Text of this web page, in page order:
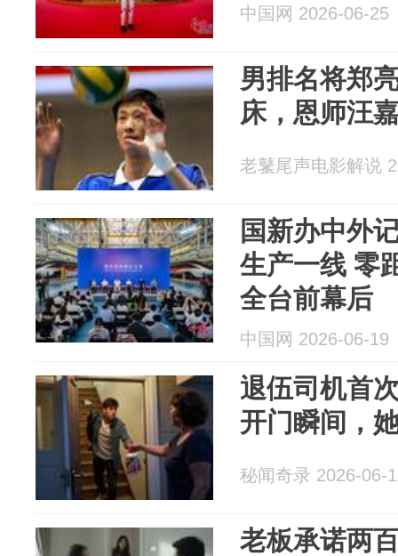
中国网 2026-06-25
男排名将郑
床，恩师汪
老鼜尾声电影解说
国新办中外
生产一线 零
全台前幕后
中国网 2026-06-19
退伍司机首
开门瞬间，
秘闻奇录 2026-06-
老板承诺两